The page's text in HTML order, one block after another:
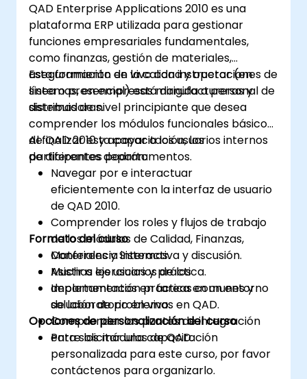
QAD Enterprise Applications 2010 es una
plataforma ERP utilizada para gestionar
funciones empresariales fundamentales,
como finanzas, gestión de materiales,
aseguramiento de la calidad y operaciones de
sistemas, en empresas manufactureras y
distribuidoras.
Esta formación en vivo con instructor (en
línea o presencial) está dirigida a personal de
sistemas de nivel principiante que desea
comprender los módulos funcionales básicos
de QAD 2010 y apoyar a los usuarios internos
de diferentes departamentos.
Al finalizar esta capacitación, los
participantes podrán:
Navegar por e interactuar
eficientemente con la interfaz de usuario
de QAD 2010.
Comprender los roles y flujos de trabajo
de los módulos de Calidad, Finanzas,
Materiales y Sistemas.
Asistir a los usuarios de los
departamentos en tareas comunes y
solución de problemas en QAD.
Comprender los puntos de integración
entre los módulos de QAD.
Formato del curso
Conferencia interactiva y discusión.
Muchas ejercicios y práctica.
Implementación práctica en un entorno
de laboratorio en vivo.
Opciones de personalización del curso
Para solicitar una capacitación
personalizada para este curso, por favor
contáctenos para organizarlo.